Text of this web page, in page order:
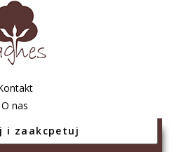
O nas
prywatności